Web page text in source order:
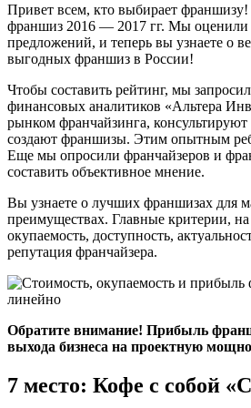
Привет всем, кто выбирает
франшиз 2016 — 2017 гг. Мы оценили
предложений, и теперь вы узнаете о
выгодных франшиз в России!
Чтобы составить рейтинг, мы
финансовых аналитиков «Альтера
рынком франчайзинга,
создают франшизы. Этим опытным
Еще мы опросили франчайзеров и
составить объективное мнение.
Вы узнаете о лучших франшизах для
преимуществах. Главные критерии,
окупаемость, доступность,
репутация франчайзера.
Обратите внимание! Прибыль
выхода бизнеса на проектную
7 место: Кофе с собой